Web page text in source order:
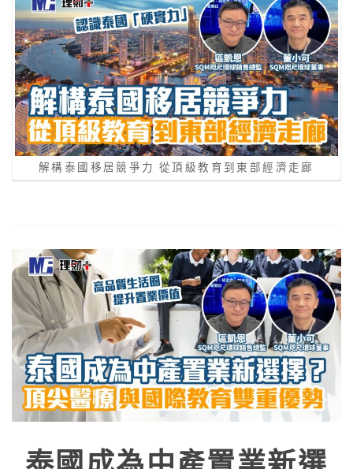
解構泰國移居競爭力 從頂級教育到東部經濟走廊